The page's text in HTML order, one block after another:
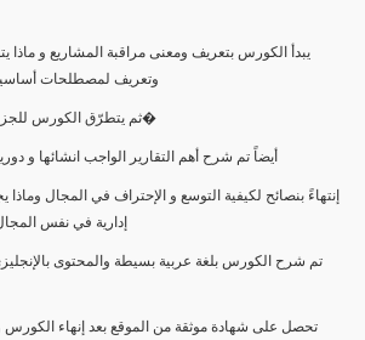
يبدأ الكورس بتعريف ومعنى مراقبة المشاريع و ماذا
وتعريف لمصطلحات
ثم يتطرّق الكورس للجزء الأساسي و هوا شرح لمها�
أيضاً تم شرح أهم التقارير الواجب انشائها و
إنتهاءً بنصائح لكيفية التوسع و الإحتراف في المجال
إدارية في نفس
تم شرح الكورس بلغة عربية بسيطة والمحتوى
تحصل على شهادة موثقة من الموقع بعد إنهاء